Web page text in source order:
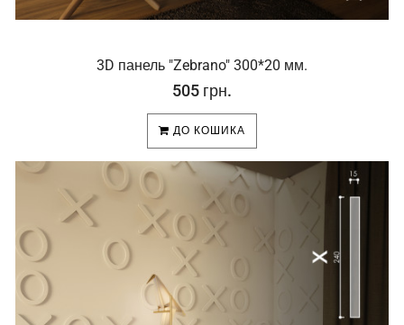
3D панель "Zebrano" 300*20 мм.
505 грн.
ДО КОШИКА